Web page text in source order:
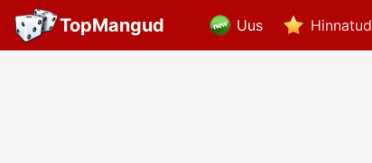
TopMangud Uus Hinnatud